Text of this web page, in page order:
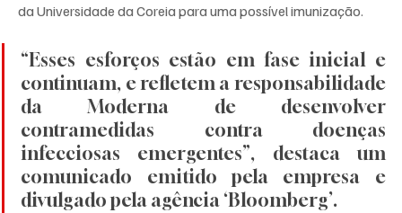
da Universidade da Coreia para uma possível imunização.
“Esses esforços estão em fase inicial e
continuam, e refletem a responsabilidade
da Moderna de desenvolver
contramedidas contra doenças
infecciosas emergentes”, destaca um
comunicado emitido pela empresa e
divulgado pela agência ‘Bloomberg’.